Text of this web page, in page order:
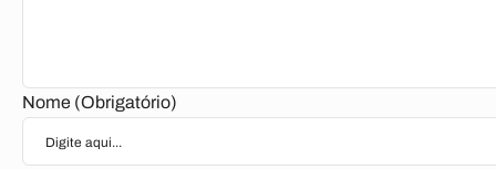
Nome (Obrigatório)